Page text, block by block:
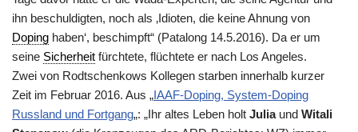
ihn beschuldigten, noch als ‚Idioten, die keine Ahnung von
Doping haben‘, beschimpft“ (Patalong 14.5.2016). Da er um
seine Sicherheit fürchtete, flüchtete er nach Los Angeles.
Zwei von Rodtschenkows Kollegen starben innerhalb kurzer
Zeit im Februar 2016. Aus „IAAF-Doping, System-Doping
Russland und Fortgang„: „Ihr altes Leben holt Juliaund Witali